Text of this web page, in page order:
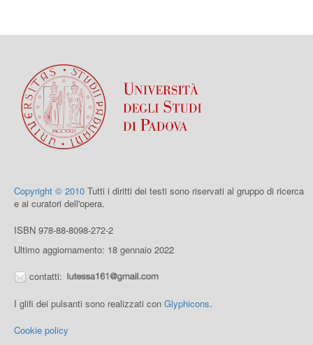
Copyright © 2010 Tutti i diritti dei testi sono riservati al gruppo di ricerca
e ai curatori dell'opera.
ISBN 978-88-8098-272-2
Ultimo aggiornamento: 18 gennaio 2022
contatti:
I glifi dei pulsanti sono realizzati con Glyphicons.
Cookie policy